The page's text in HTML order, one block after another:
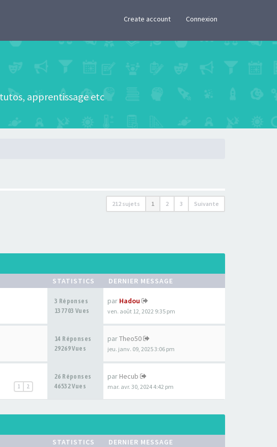
Create account Connexion
apprentissage etc
212 sujets 1 2 3 Suivante
STATISTICS DERNIER MESSAGE
3 Réponses
137703 Vues
par Hadou
ven. août 12, 2022 9:35 pm
14 Réponses
29269 Vues
parTheo50
jeu. janv. 09, 2025 3:06 pm
1 2
26 Réponses
46532 Vues
par Hecub
mar. avr. 30, 2024 4:42 pm
STATISTICS DERNIER MESSAGE